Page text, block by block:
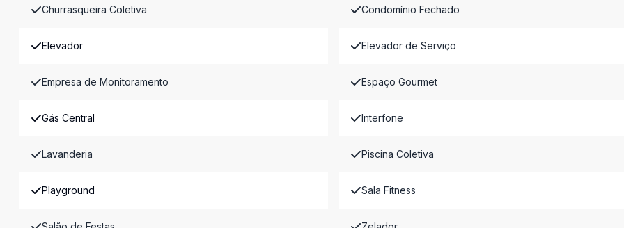
Churrasqueira Coletiva Condomínio Fechado
Elevador Elevador de Serviço
Empresa de Monitoramento Espaço Gourmet
Gás Central Interfone
Lavanderia Piscina Coletiva
Playground Sala Fitness